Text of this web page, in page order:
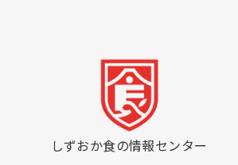
しずおか食の情報センター